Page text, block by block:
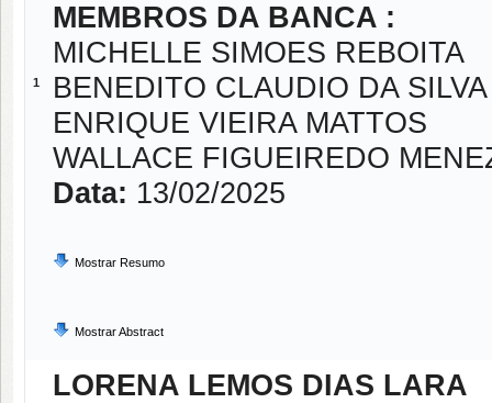
1
MEMBROS DA BANCA :
MICHELLE SIMOES REBOITA
BENEDITO CLAUDIO DA SILVA
ENRIQUE VIEIRA MATTOS
WALLACE FIGUEIREDO
Data: 13/02/2025
Mostrar Resumo
Mostrar Abstract
LORENA LEMOS DIAS LARA